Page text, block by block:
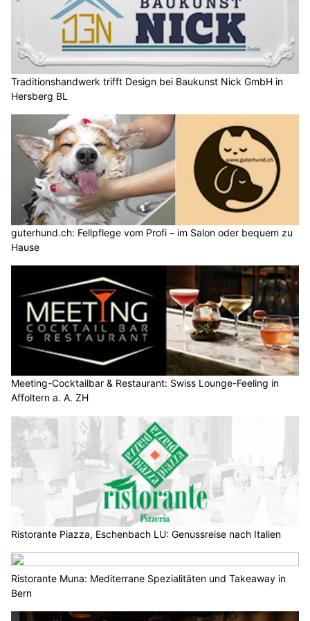
Traditionshandwerk trifft Design bei Baukunst Nick GmbH in
Hersberg BL
guterhund.ch: Fellpflege vom Profi – im Salon oder bequem zu
Hause
Meeting-Cocktailbar & Restaurant: Swiss Lounge-Feeling in
Affoltern a. A. ZH
Ristorante Piazza, Eschenbach LU: Genussreise nach Italien
Ristorante Muna: Mediterrane Spezialitäten und Takeaway in
Bern